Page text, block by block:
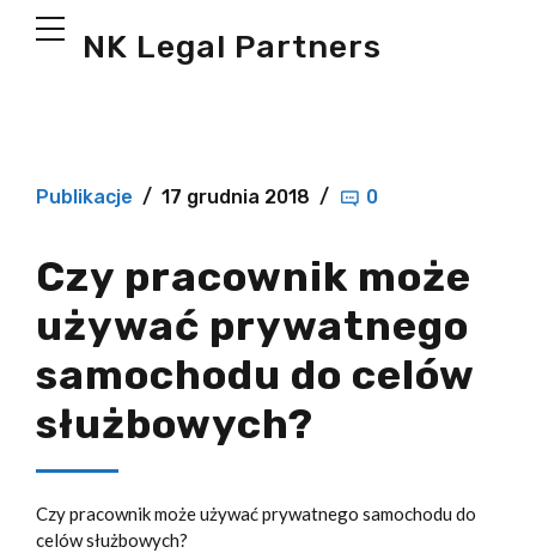
NK Legal Partners
Publikacje 17 grudnia 2018 0
Czy pracownik może
używać prywatnego
samochodu do celów
służbowych?
Czy pracownik może używać prywatnego samochodu do
celów służbowych?